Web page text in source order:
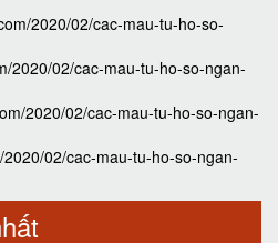
2020/02/cac-mau-tu-ho-so-
2020/02/cac-mau-tu-ho-so-ngan-
2020/02/cac-mau-tu-ho-so-ngan-
02/cac-mau-tu-ho-so-ngan-